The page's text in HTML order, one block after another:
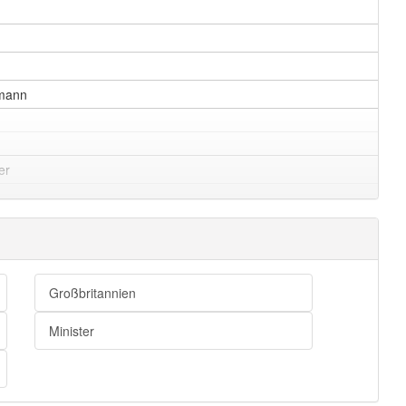
Großbritannien
Minister